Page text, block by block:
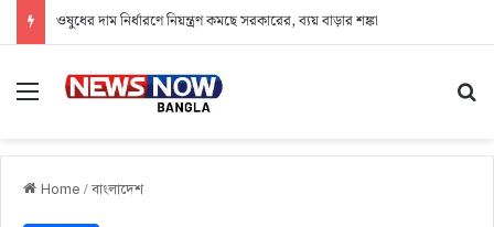
ওষুধের দাম নির্ধারণে নিয়ন্ত্রণ কমছে সরকারের, ব্যয় বাড়ার শঙ্কা
Menu
Home /বাংলাদেশ